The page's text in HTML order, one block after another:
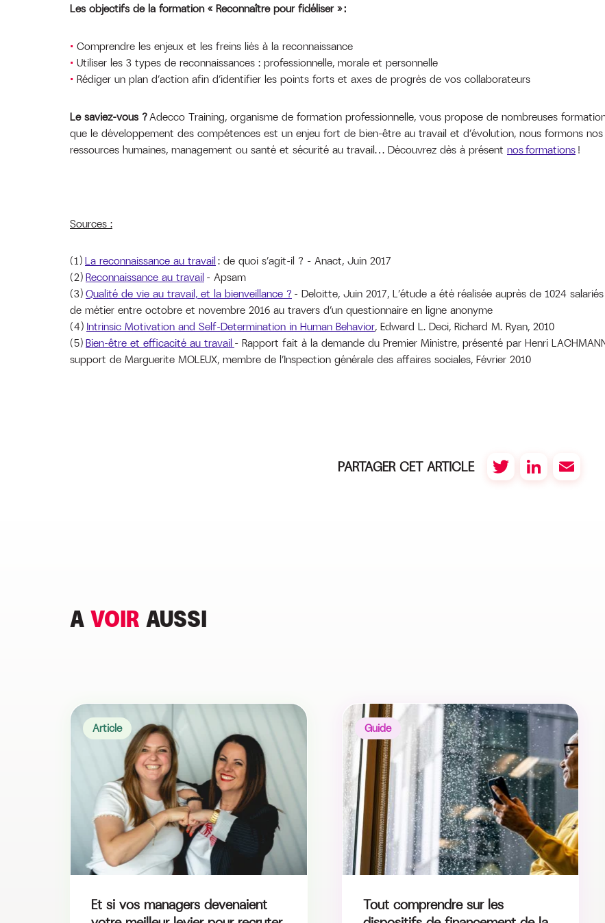
Les objectifs de la formation « Reconnaître pour fidéliser » :
Comprendre les enjeux et les freins liés à la reconnaissance
Utiliser les 3 types de reconnaissances : professionnelle, morale et personnelle
Rédiger un plan d’action afin d’identifier les points forts et axes de progrès de vos collaborateurs
Le saviez-vous ?Adecco Training, organisme de formation professionnelle, vous propose de nombreuses
que le développement des compétences est un enjeu fort de bien-être au travail et d’évolution, nous formons
ressources humaines, management ou santé et sécurité au travail… Découvrez dès à présent nos formations!
Sources :
(1)La reconnaissance au travail: de quoi s’agit-il ? – Anact, Juin 2017
(2)Reconnaissance au travail - Apsam
(3)Qualité de vie au travail, et la bienveillance ? - Deloitte, Juin 2017, L’étude a été réalisée auprès de 1024
de métier entre octobre et novembre 2016 au travers d’un questionnaire en ligne anonyme
(4) Intrinsic Motivation and Self-Determination in Human Behavior, Edward L. Deci, Richard M. Ryan, 2010
(5)Bien-être et efficacité au travail – Rapport fait à la demande du Premier Ministre, présenté par Henri
support de Marguerite MOLEUX, membre de l’Inspection générale des affaires sociales, Février 2010
PARTAGER CET ARTICLE
A VOIR AUSSI
Article
Et si vos managers devenaient
Guide
Tout comprendre sur les